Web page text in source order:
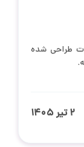
طراحی شده
۲ تیر ۱۴۰۵